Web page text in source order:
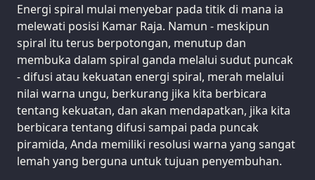
Energi spiral mulai menyebar pada titik di mana ia
melewati posisi Kamar Raja. Namun - meskipun
spiral itu terus berpotongan, menutup dan
membuka dalam spiral ganda melalui sudut puncak
- difusi atau kekuatan energi spiral, merah melalui
nilai warna ungu, berkurang jika kita berbicara
tentang kekuatan, dan akan mendapatkan, jika kita
berbicara tentang difusi sampai pada puncak
piramida, Anda memiliki resolusi warna yang sangat
lemah yang berguna untuk tujuan penyembuhan.